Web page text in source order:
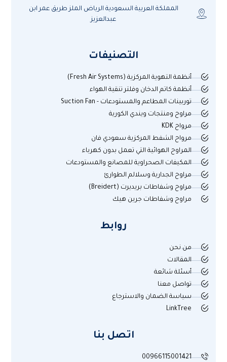
المملكة العربية السعودية الرياض الملز طريق عمر ابن
عبدالعزيز
التصنيفات
أنظمة التهوية المركزية (Fresh Air Systems)
أنظمة كاتم الدخان وفلتر تنقية الهواء
توربينات المطاعم والمستودعات - Suction Fan
مراوح ومنتجات ويندي الكورية
مرواح KDK
مرواح الشفط المركزية سعودي فان
المراوح الهوائية التي تعمل بدون كهرباء
المكيفات الصحراوية للمصانع والمستودعات
مراوح الجدارية وسلالم الطوارئ
مراوح وشفاطات بريديرت (Breidert)
مراوح وشفاطات جرين هيك
روابط
من نحن
المقالات
أسئلة شائعة
تواصل معنا
سياسة الضمان والاسترجاع
LinkTree
اتصل بنا
00966115001421